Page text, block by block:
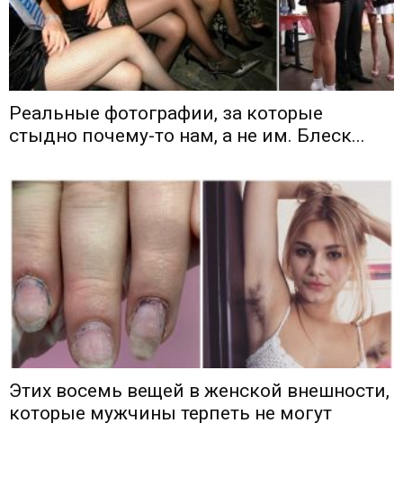
Реальные фотографии, за которые
стыдно почему-то нам, а не им. Блеск...
Этих восемь вещей в женской внешности,
которые мужчины терпеть не могут